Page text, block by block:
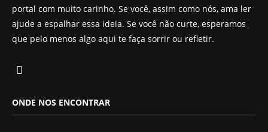
portal com muito carinho. Se você, assim como nós, ama ler
ajude a espalhar essa ideia. Se você não curte, esperamos
que pelo menos algo aqui te faça sorrir ou refletir.
ONDE NOS ENCONTRAR